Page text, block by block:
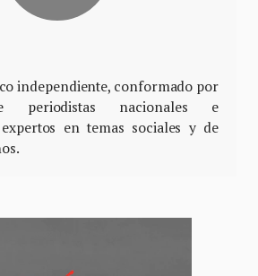
independiente, conformado por
nacionales e
en temas sociales y de